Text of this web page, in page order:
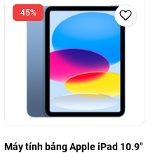
45%
Máy tính bảng Apple iPad 10.9"